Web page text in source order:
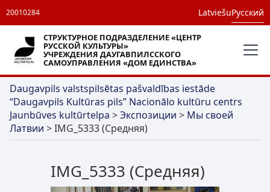
20010284 LatviešuРусский
СТРУКТУРНОЕ ПОДРАЗДЕЛЕНИЕ «ЦЕНТР
РУССКОЙ КУЛЬТУРЫ»
УЧРЕЖДЕНИЯ ДАУГАВПИЛССКОГО
САМОУПРАВЛЕНИЯ «ДОМ ЕДИНСТВА»
Daugavpils valstspilsētas pašvaldības iestāde
“Daugavpils Kultūras pils” Nacionālo kultūru centrs
Jaunbūves kultūrtelpa >Экспозиции > Мы своей
Латвии >IMG_5333 (Средняя)
IMG_5333 (Средняя)